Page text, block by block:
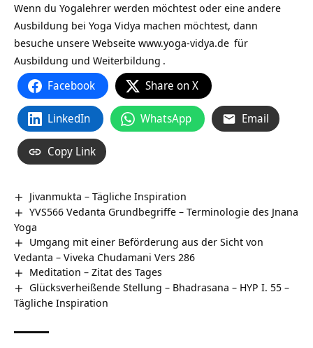
Wenn du Yogalehrer werden möchtest oder eine andere
Ausbildung bei Yoga Vidya machen möchtest, dann
besuche unsere Webseite www.yoga-vidya.de für
Ausbildung und Weiterbildung .
Facebook Share on X
LinkedIn WhatsApp Email
Copy Link
Jivanmukta – Tägliche Inspiration
YVS566 Vedanta Grundbegriffe – Terminologie des Jnana
Yoga
Umgang mit einer Beförderung aus der Sicht von
Vedanta – Viveka Chudamani Vers 286
Meditation – Zitat des Tages
Glücksverheißende Stellung – Bhadrasana – HYP I. 55 –
Tägliche Inspiration